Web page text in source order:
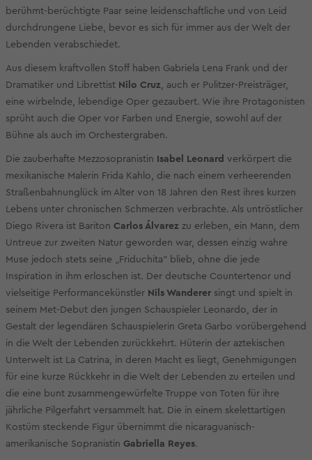
berühmt-berüchtigte Paar seine leidenschaftliche und von Leid
durchdrungene Liebe, bevor es sich für immer aus der Welt der
Lebenden verabschiedet.
Aus diesem kraftvollen Stoff haben Gabriela Lena Frank und der
Dramatiker und Librettist Nilo Cruz , auch er Pulitzer-Preisträger,
eine wirbelnde, lebendige Oper gezaubert. Wie ihre Protagonisten
sprüht auch die Oper vor Farben und Energie, sowohl auf der
Bühne als auch im Orchestergraben.
Die zauberhafte Mezzosopranistin Isabel Leonard verkörpert die
mexikanische Malerin Frida Kahlo, die nach einem verheerenden
Straßenbahnunglück im Alter von 18 Jahren den Rest ihres kurzen
Lebens unter chronischen Schmerzen verbrachte. Als untröstlicher
Diego Rivera ist Bariton Carlos Álvarez zu erleben, ein Mann, dem
Untreue zur zweiten Natur geworden war, dessen einzig wahre
Muse jedoch stets seine „Friduchita" blieb, ohne die jede
Inspiration in ihm erloschen ist. Der deutsche Countertenor und
vielseitige Performancekünstler Nils Wanderersingt und spielt in
seinem Met-Debut den jungen Schauspieler Leonardo, der in
Gestalt der legendären Schauspielerin Greta Garbo vorübergehend
in die Welt der Lebenden zurückkehrt. Hüterin der aztekischen
Unterwelt ist La Catrina, in deren Macht es liegt, Genehmigungen
für eine kurze Rückkehr in die Welt der Lebenden zu erteilen und
die eine bunt zusammengewürfelte Truppe von Toten für ihre
jährliche Pilgerfahrt versammelt hat. Die in einem skelettartigen
Kostüm steckende Figur übernimmt die nicaraguanisch-
amerikanische Sopranistin Gabriella Reyes.